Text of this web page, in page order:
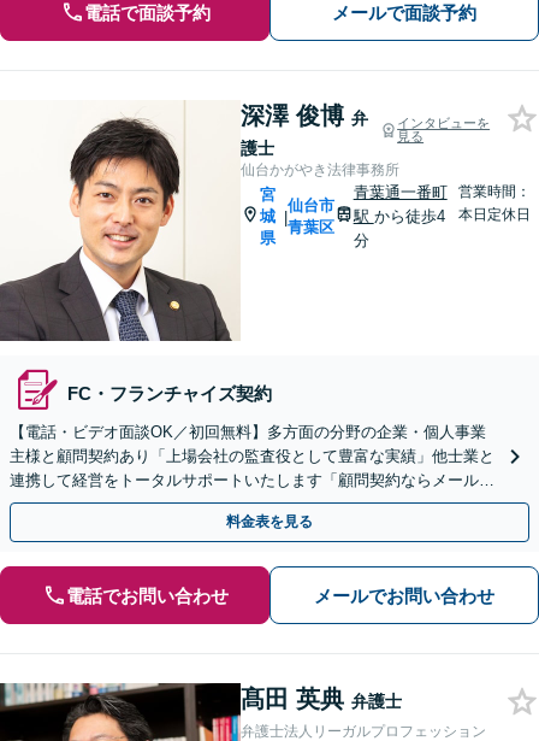
電話で面談予約 メールで面談予約
深澤 俊博 弁
護士
インタビューを
見る
仙台かがやき法律事務所
宮
城
県
|
仙台市
青葉区
青葉通一番町
駅 から徒歩4
分
営業時間：
本日定休日
FC・フランチャイズ契約
【電話・ビデオ面談OK／初回無料】多方面の分野の企業・個人事業
主様と顧問契約あり「上場会社の監査役として豊富な実績」他士業と
連携して経営をトータルサポートいたします「顧問契約ならメール・
電話で迅速にトラブル解決！優れたコストパフォーマンス」
料金表を見る
電話でお問い合わせ メールでお問い合わせ
髙田 英典 弁護士
弁護士法人リーガルプロフェッション